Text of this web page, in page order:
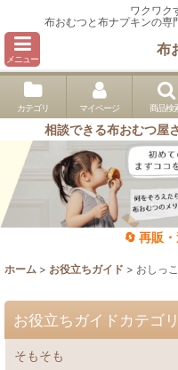
ワクワク
布おむつと布ナプキンの専
メニュー
布
カテゴリ マイページ 商品検
相談できる布おむつ屋
🔄 再販
ホーム > お役立ちガイド > おしっ
お役立ちガイドカテゴリ
そもそも